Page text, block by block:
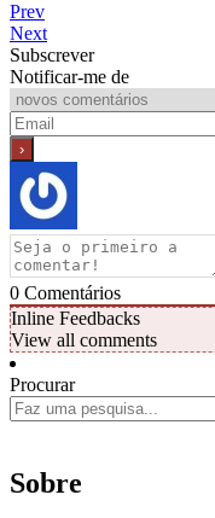
Prev
Next
Subscrever
Notificar-me de
0 Comentários
Inline Feedbacks
View all comments
Procurar
Sobre